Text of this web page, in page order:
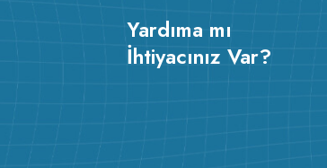
Yardıma mı
İhtiyacınız Var?